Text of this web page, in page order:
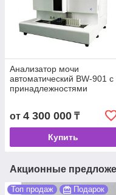
Анализатор мочи
автоматический BW-901 с
принадлежностями
от 4 300 000 ₸
Купить
Акционные
Топ продаж Подарок